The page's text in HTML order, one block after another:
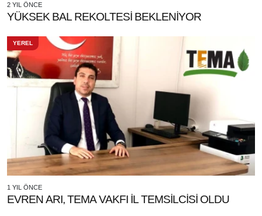
2 YIL ÖNCE
YÜKSEK BAL REKOLTESİ BEKLENİYOR
YEREL
1 YIL ÖNCE
EVREN ARI, TEMA VAKFI İL TEMSİLCİSİ OLDU